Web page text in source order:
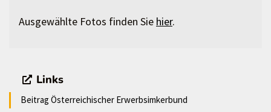
Ausgewählte Fotos finden Sie hier.
Links
Beitrag Österreichischer Erwerbsimkerbund